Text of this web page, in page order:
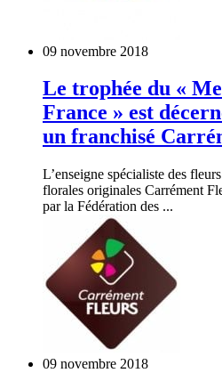
09 novembre 2018
Le trophée du «
France » est
un franchisé
L’enseigne spécialiste des
florales originales Carrément
par la Fédération des ...
09 novembre 2018